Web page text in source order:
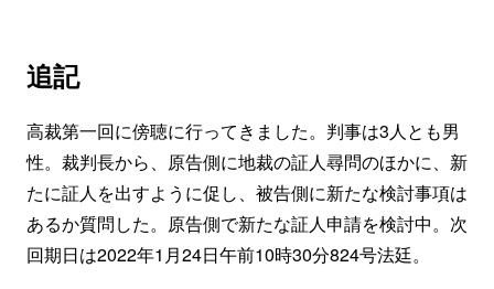
追記
高裁第一回に傍聴に行ってきました。判事は3人とも男
性。裁判長から、原告側に地裁の証人尋問のほかに、新
たに証人を出すように促し、被告側に新たな検討事項は
あるか質問した。原告側で新たな証人申請を検討中。次
回期日は2022年1月24日午前10時30分824号法廷。